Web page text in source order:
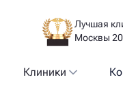
Лучшая
Москвы
Клиники